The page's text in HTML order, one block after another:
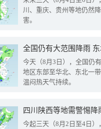
川、重庆、贵州等地仍然
害。
全国仍有大范围降雨
今天（8月3日），全国仍
地区东部至华北、东北一
温闷热天气持续。
今起三天（8月2日至4日